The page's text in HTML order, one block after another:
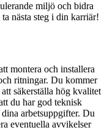
miljö och bidra
nästa steg i din karriär!
montera och installera
ritningar. Du kommer
säkerställa hög kvalitet
du har god teknisk
arbetsuppgifter. Du
eventuella avvikelser